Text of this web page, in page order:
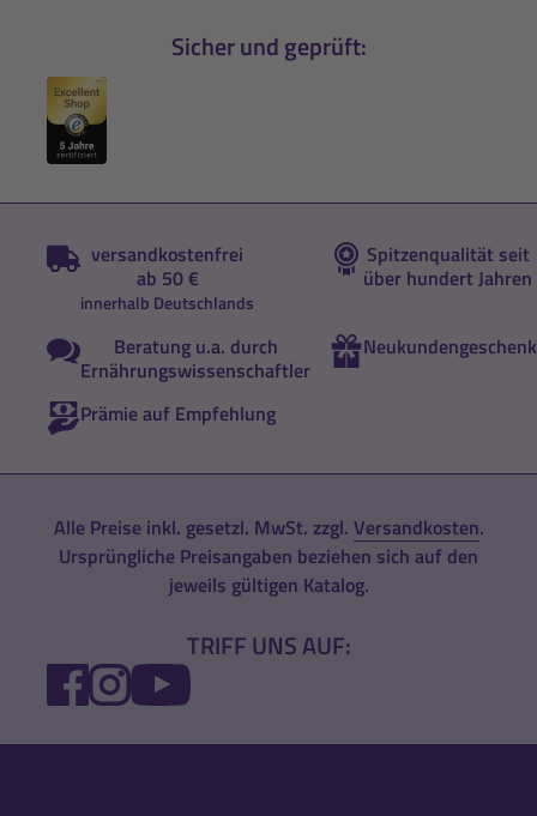
Sicher und geprüft:
versandkostenfrei
ab 50 €
innerhalb Deutschlands
Spitzenqualität seit
über hundert Jahren
Beratung u.a. durch
Ernährungswissenschaftler
Neukundengeschenk
Prämie auf Empfehlung
Alle Preise inkl. gesetzl. MwSt. zzgl. Versandkosten.
Ursprüngliche Preisangaben beziehen sich auf den
jeweils gültigen Katalog.
TRIFF UNS AUF:
FACEBOOK
INSTAGRAM
YOUTUBE